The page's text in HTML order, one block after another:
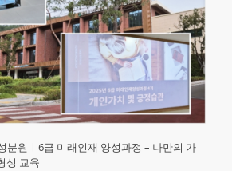
분원ㅣ6급 미래인재 양성과정 – 나만의 가
성 교육